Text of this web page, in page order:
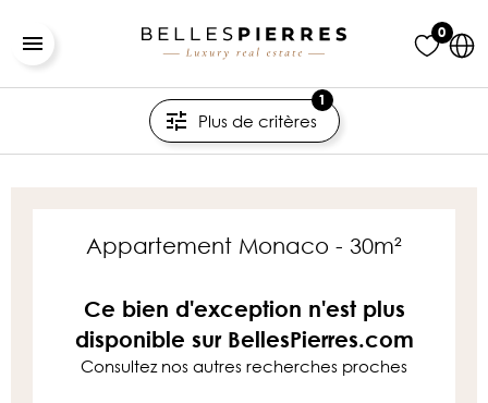
0
Plus de critères
1
Appartement Monaco - 30m²
Ce bien d'exception n'est plus
disponible sur BellesPierres.com
Consultez nos autres recherches proches